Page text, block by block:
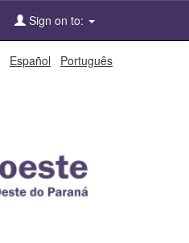
Sign on to:
Español Português